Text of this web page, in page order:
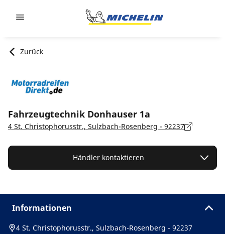
Zurück
Fahrzeugtechnik Donhauser 1a
4 St. Christophorusstr., Sulzbach-Rosenberg - 92237
Händler kontaktieren
Informationen
4 St. Christophorusstr., Sulzbach-Rosenberg - 92237